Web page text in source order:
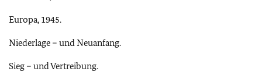
Europa, 1945.
Niederlage – und Neuanfang.
Sieg – und Vertreibung.